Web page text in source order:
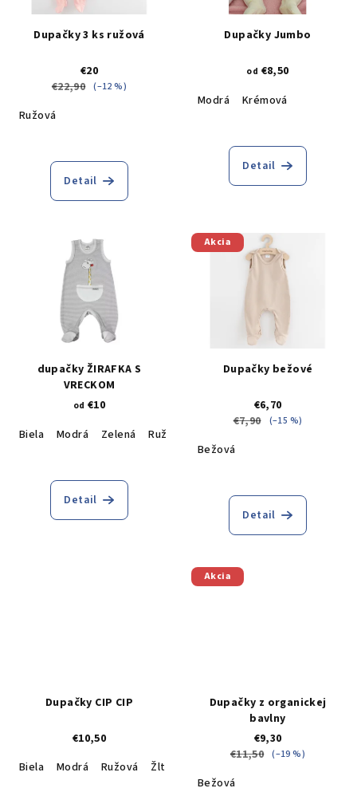
Dupačky 3 ks ružová
€20
€22,90 (–12 %)
Ružová
Detail
Dupačky Jumbo
od €8,50
Modrá
Krémová
Detail
dupačky ŽIRAFKA S
VRECKOM
od €10
Biela
Modrá Zelená Ružová
Detail
Akcia
Dupačky bežové
€6,70
€7,90
(–15 %)
Bežová
Detail
Dupačky CIP CIP
€10,50
Biela
Modrá Ružová Žltá
Akcia
Dupačky z organickej
bavlny
€9,30
€11,50 (–19 %)
Bežová